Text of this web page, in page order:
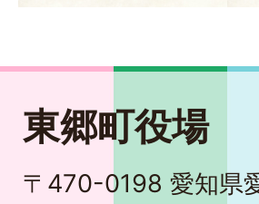
東郷町役場
〒470-0198 愛知県